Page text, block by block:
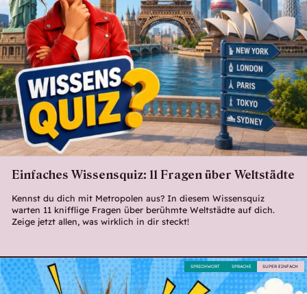
Einfaches Wissensquiz: 11 Fragen über Weltstädte
Kennst du dich mit Metropolen aus? In diesem Wissensquiz
warten 11 knifflige Fragen über berühmte Weltstädte auf dich.
Zeige jetzt allen, was wirklich in dir steckt!
SUPER EINFACH
SPRACHE
SPRICHWORT